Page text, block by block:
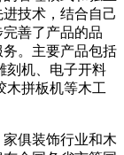
技术，结合自己
善了产品的品
。主要产品包括
刻机、电子开料
木拼板机等木工
俱装饰行业和木